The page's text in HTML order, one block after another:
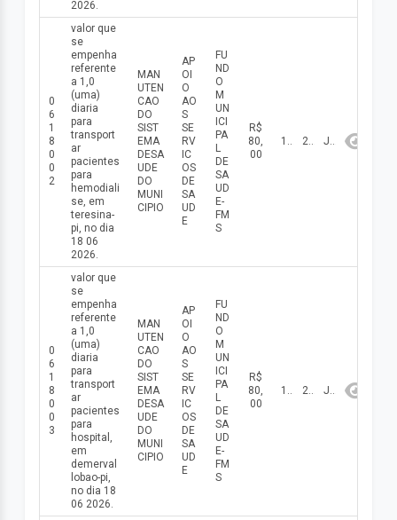
2026.
0
6
1
8
0
0
2
valor que
se
empenha
referente
a 1,0
(uma)
diaria
para
transport
ar
pacientes
para
hemodiali
se, em
teresina-
pi, no dia
18 06
2026.
MAN
UTEN
CAO
DO
SIST
EMA
DESA
UDE
DO
MUNI
CIPIO
AP
OI
O
AO
S
SE
RV
IC
OS
DE
SA
UD
E
FU
ND
O
M
UN
ICI
PA
L
DE
SA
UD
E-
FM
S
R$
80,
00
18/06/2026 2026 Junho
0
6
1
8
0
0
3
valor que
se
empenha
referente
a 1,0
(uma)
diaria
para
transport
ar
pacientes
para
hospital,
em
demerval
lobao-pi,
no dia 18
06 2026.
MAN
UTEN
CAO
DO
SIST
EMA
DESA
UDE
DO
MUNI
CIPIO
AP
OI
O
AO
S
SE
RV
IC
OS
DE
SA
UD
E
FU
ND
O
M
UN
ICI
PA
L
DE
SA
UD
E-
FM
S
R$
80,
00
18/06/2026 2026 Junho